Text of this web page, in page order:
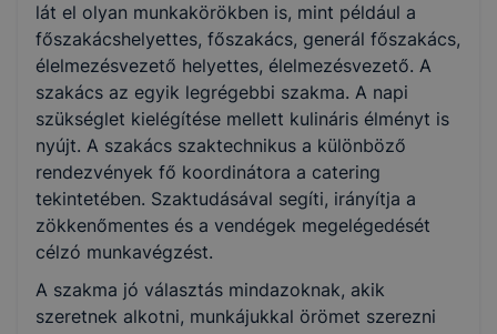
Okleveles technikusképzés
Nem
lát el olyan munkakörökben is, mint például a
főszakácshelyettes, főszakács, generál főszakács,
élelmezésvezető helyettes, élelmezésvezető. A
szakács az egyik legrégebbi szakma. A napi
szükséglet kielégítése mellett kulináris élményt is
nyújt. A szakács szaktechnikus a különböző
rendezvények fő koordinátora a catering
tekintetében. Szaktudásával segíti, irányítja a
zökkenőmentes és a vendégek megelégedését
célzó munkavégzést.
A szakma jó választás mindazoknak, akik
szeretnek alkotni, munkájukkal örömet szerezni